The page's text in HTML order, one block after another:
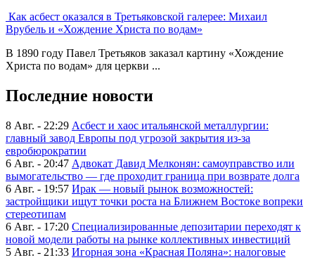
Как асбест оказался в Третьяковской галерее: Михаил
Врубель и «Хождение Христа по водам»
В 1890 году Павел Третьяков заказал картину «Хождение
Христа по водам» для церкви ...
Последние новости
8 Авг. - 22:29 Асбест и хаос итальянской металлургии:
главный завод Европы под угрозой закрытия из-за
евробюрократии
6 Авг. - 20:47 Адвокат Давид Мелконян: самоуправство или
вымогательство — где проходит граница при возврате долга
6 Авг. - 19:57 Ирак — новый рынок возможностей:
застройщики ищут точки роста на Ближнем Востоке вопреки
стереотипам
6 Авг. - 17:20 Специализированные депозитарии переходят к
новой модели работы на рынке коллективных инвестиций
5 Авг. - 21:33 Игорная зона «Красная Поляна»: налоговые